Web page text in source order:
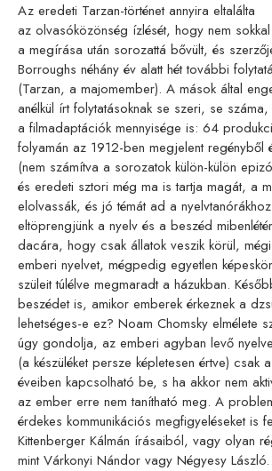
Az eredeti Tarzan-történet annyira eltalálta
az olvasóközönség ízlését, hogy nem sokkal
a megírása után sorozattá bővült, és
Borroughs néhány év alatt hét további
(Tarzan, a majomember). A mások által
anélkül írt folytatásoknak se szeri, se
a filmadaptációk mennyisége is: 64
folyamán az 1912-ben megjelent regényből
(nem számítva a sorozatok külön-külön
és eredeti sztori még ma is tartja magát, a
elolvassák, és jó témát ad a
eltöprengjünk a nyelv és a beszéd
dacára, hogy csak állatok veszik körül,
emberi nyelvet, mégpedig egyetlen
szüleit túlélve megmaradt a házukban.
beszédet is, amikor emberek érkeznek a
lehetséges-e ez? Noam Chomsky elmélete
úgy gondolja, az emberi agyban levő
(a készüléket persze képletesen értve) csak
éveiben kapcsolható be, s ha akkor nem
az ember erre nem tanítható meg. A
érdekes kommunikációs megfigyeléseket is
Kittenberger Kálmán írásaiból, vagy olyan
mint Várkonyi Nándor vagy Négyesy László.